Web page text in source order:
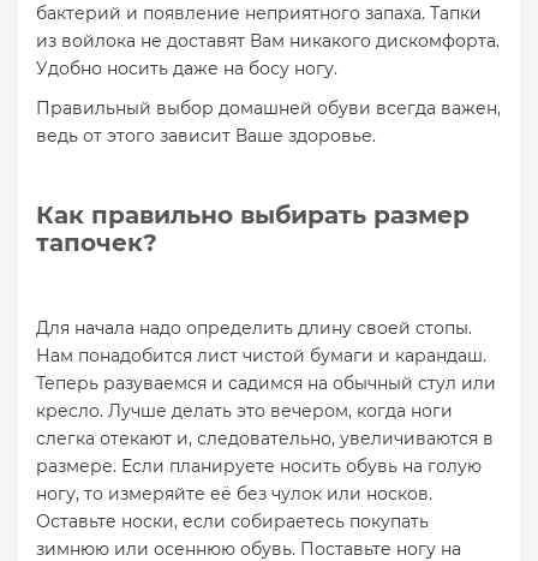
бактерий и появление неприятного запаха. Тапки
из войлока не доставят Вам никакого дискомфорта.
Удобно носить даже на босу ногу.
Правильный выбор домашней обуви всегда важен,
ведь от этого зависит Ваше здоровье.
Как правильно выбирать размер
тапочек?
Для начала надо определить длину своей стопы.
Нам понадобится лист чистой бумаги и карандаш.
Теперь разуваемся и садимся на обычный стул или
кресло. Лучше делать это вечером, когда ноги
слегка отекают и, следовательно, увеличиваются в
размере. Если планируете носить обувь на голую
ногу, то измеряйте её без чулок или носков.
Оставьте носки, если собираетесь покупать
зимнюю или осеннюю обувь. Поставьте ногу на